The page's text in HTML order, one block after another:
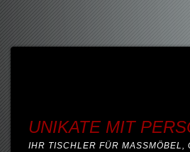
UNIKATE MIT
IHR TISCHLER FÜR